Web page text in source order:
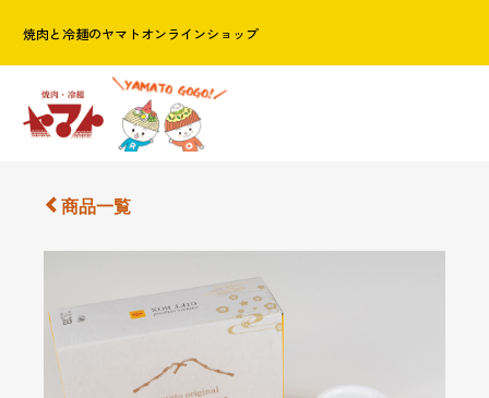
焼肉と冷麺のヤマトオンラインショップ
商品一覧